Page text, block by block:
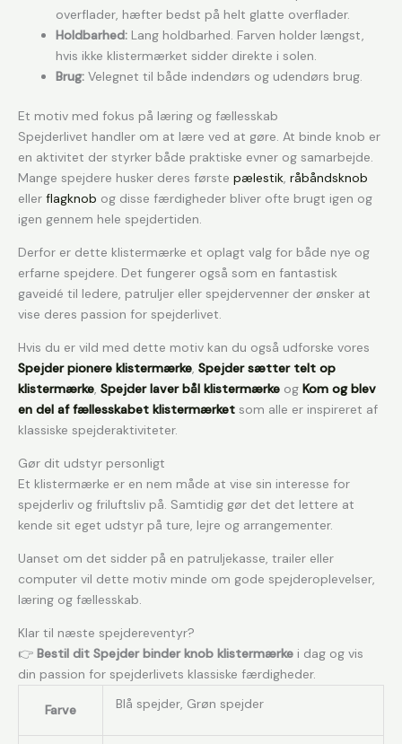
overflader, hæfter bedst på helt glatte overflader.
Holdbarhed: Lang holdbarhed. Farven holder længst,
hvis ikke klistermærket sidder direkte i solen.
Brug: Velegnet til både indendørs og udendørs brug.
Et motiv med fokus på læring og fællesskab
Spejderlivet handler om at lære ved at gøre. At binde knob er
en aktivitet der styrker både praktiske evner og samarbejde.
Mange spejdere husker deres første pælestik, råbåndsknob
eller flagknob og disse færdigheder bliver ofte brugt igen og
igen gennem hele spejdertiden.
Derfor er dette klistermærke et oplagt valg for både nye og
erfarne spejdere. Det fungerer også som en fantastisk
gaveidé til ledere, patruljer eller spejdervenner der ønsker at
vise deres passion for spejderlivet.
Hvis du er vild med dette motiv kan du også udforske vores
Spejder pionere klistermærke, Spejder sætter telt op
klistermærke, Spejder laver bål klistermærke og Kom og blev
en del af fællesskabet klistermærket som alle er inspireret af
klassiske spejderaktiviteter.
Gør dit udstyr personligt
Et klistermærke er en nem måde at vise sin interesse for
spejderliv og friluftsliv på. Samtidig gør det det lettere at
kende sit eget udstyr på ture, lejre og arrangementer.
Uanset om det sidder på en patruljekasse, trailer eller
computer vil dette motiv minde om gode spejderoplevelser,
læring og fællesskab.
Klar til næste spejdereventyr?
👉 Bestil dit Spejder binder knob klistermærke i dag og vis
din passion for spejderlivets klassiske færdigheder.
Farve Blå spejder, Grøn spejder